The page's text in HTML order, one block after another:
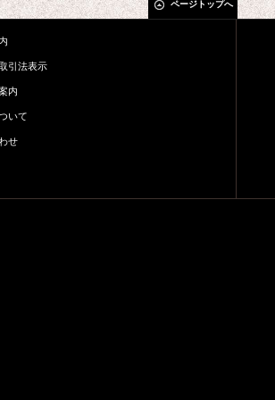
ページトップへ
引法表示
内
いて
せ